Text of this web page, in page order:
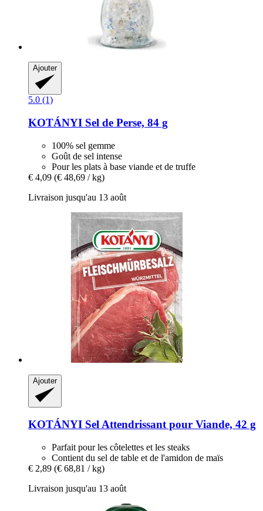
Ajouter
5.0 (1)
KOTÁNYI Sel de Perse, 84 g
100% sel gemme
Goût de sel intense
Pour les plats à base viande et de truffe
€ 4,09 (€ 48,69 / kg)
Livraison jusqu'au 13 août
Ajouter
KOTÁNYI Sel Attendrissant pour Viande, 42 g
Parfait pour les côtelettes et les steaks
Contient du sel de table et de l'amidon de maïs
€ 2,89 (€ 68,81 / kg)
Livraison jusqu'au 13 août